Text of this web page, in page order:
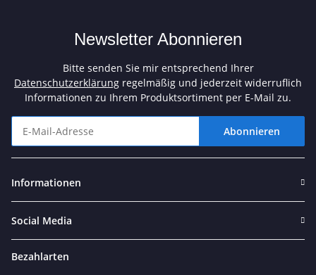
Newsletter Abonnieren
Bitte senden Sie mir entsprechend Ihrer
Datenschutzerklärung regelmäßig und jederzeit widerruflich
Informationen zu Ihrem Produktsortiment per E-Mail zu.
Abonnieren
Informationen
Social Media
Bezahlarten